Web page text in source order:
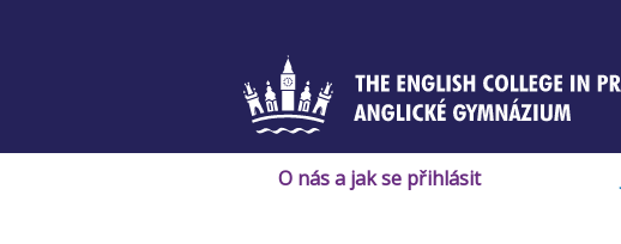
O nás a jak se přihlásit